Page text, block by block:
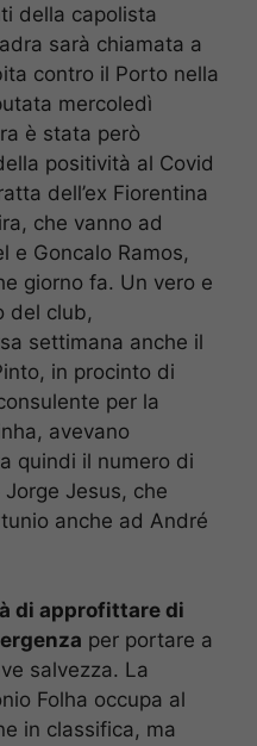
della capolista
sarà chiamata a
contro il Porto nella
mercoledì
è stata però
positività al Covid
dell’ex Fiorentina
che vanno ad
e Goncalo Ramos,
giorno fa. Un vero e
del club,
settimana anche il
in procinto di
per la
avevano
quindi il numero di
Jesus, che
anche ad André
di approfittare di
per portare a
salvezza. La
Folha occupa al
in classifica, ma